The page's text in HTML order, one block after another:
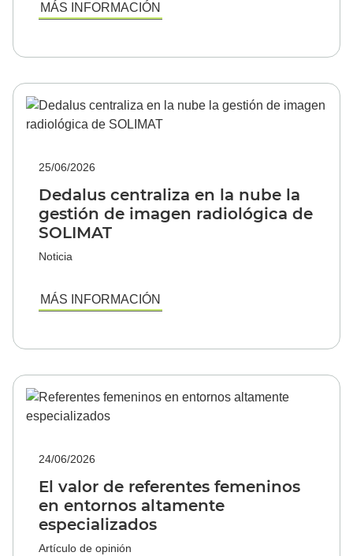
MÁS INFORMACIÓN
25/06/2026
Dedalus centraliza en la nube la
gestión de imagen radiológica de
SOLIMAT
Noticia
MÁS INFORMACIÓN
24/06/2026
El valor de referentes femeninos
en entornos altamente
especializados
Artículo de opinión